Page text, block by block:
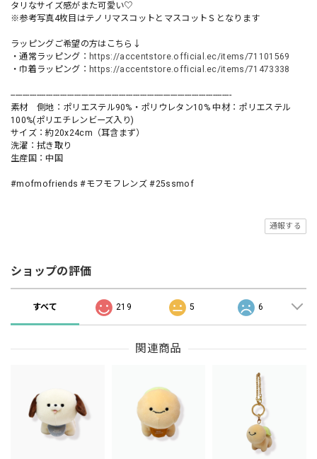
タリなサイズ感がまた可愛い♡
※参考写真4枚目はテノリマスコットとマスコットＳとなります
ラッピングご希望の方はこちら↓
・通常ラッピング： https://accentstore.official.ec/items/71101569
・巾着ラッピング： https://accentstore.official.ec/items/71473338
----------------------------------------------------------------------------------------------
素材 側地：ポリエステル90%・ポリウレタン10% 中材：ポリエステル
100%(ポリエチレンビーズ入り)
サイズ：約20x24cm（耳含まず）
洗濯：拭き取り
生産国：中国
#mofmofriends #モフモフレンズ #25ssmof
通報する
ショップの評価
すべて 219 5 6
関連商品